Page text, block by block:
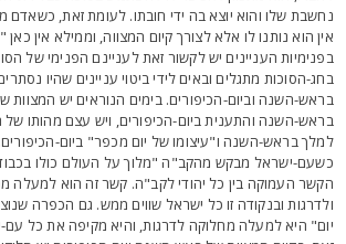
שלו והוא יוצא בה ידי חובתו. לעומת זאת, כשאדם
הוא נותנו לו אלא לצורך קיום המצווה, וממילא אין כאן
העניינים יש לקשור זאת לעניינם הפנימי של
הסוכות מתגלים ובאים לידי ביטוי עניינים שהיו
השנה וביום-הכיפורים. בימים הנוראים יש המצוות
השנה והתענית ביום-הכיפורים, ויש עצם מהותו של
בראש-השנה ו"עיצומו של יום מכפר" ביום-הכיפורים.
ישראל מבקש מהקב"ה "מלוך על העולם כולו בכבודך",
העמוקה בין כל יהודי לקב"ה. קשר זה הוא למעלה
ובנקודה זו כל ישראל שווים ממש. גם הכפרה
היא למעלה מחלוקה לדרגות, והיא מקיפה את כל עם-